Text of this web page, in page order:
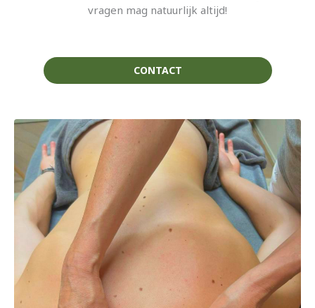
vragen mag natuurlijk altijd!
CONTACT